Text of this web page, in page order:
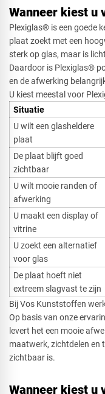
Wanneer kiest u
Plexiglas® is een goede
plaat zoekt met een
sterk op glas, maar is
Daardoor is Plexiglas®
en de afwerking
U kiest meestal voor
Situatie​
U wilt een glasheldere
plaat
De plaat blijft goed
zichtbaar
U wilt mooie randen of
afwerking
U maakt een display of
vitrine
U zoekt een alternatief
voor glas
De plaat hoeft niet
extreem slagvast te zijn
Bij Vos Kunststoffen
Op basis van onze
levert het een mooie
maatwerk, zichtdelen en
zichtbaar is.
Wanneer kiest u